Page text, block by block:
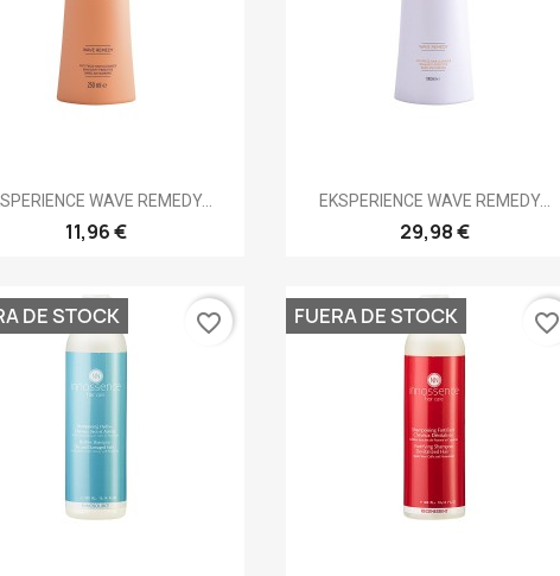
Vista rápida
WAVE REMEDY...
11,96 €
Vista rápida
EKSPERIENCE WAVE REMEDY...
29,98 €
DE STOCK favorite_border FUERA DE STOCK favorite_border